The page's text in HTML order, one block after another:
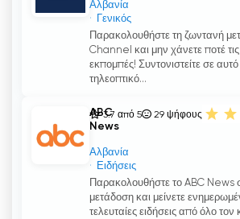
Αλβανία
Γενικός
Παρακολουθήστε τη ζωντανή
Channel και μην χάνετε ποτέ
εκπομπές! Συντονιστείτε σε
τηλεοπτικό...
ABC
News
Αλβανία
Ειδήσεις
3.7 από 5 29 ψήφους
Παρακολουθήστε το ABC News
μετάδοση και μείνετε
τελευταίες ειδήσεις από όλο τον